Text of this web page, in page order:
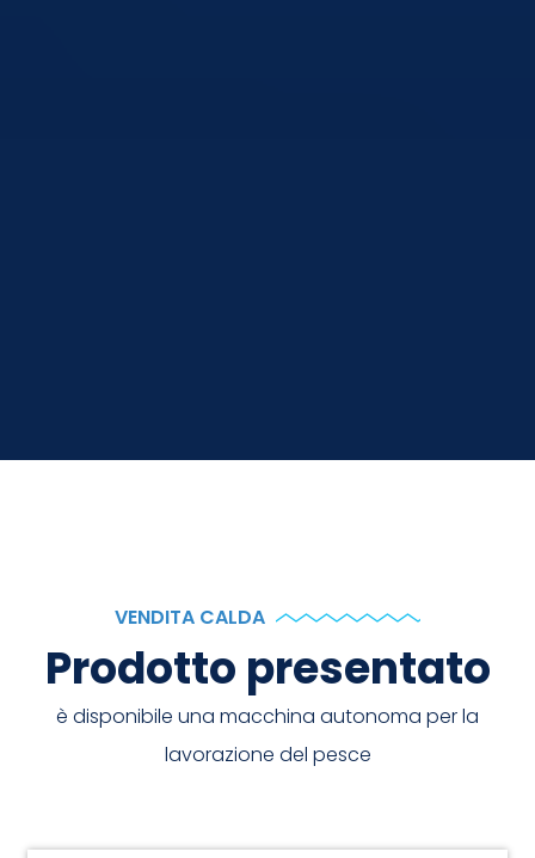
VENDITA CALDA
Prodotto presentato
è disponibile una macchina autonoma per la
lavorazione del pesce